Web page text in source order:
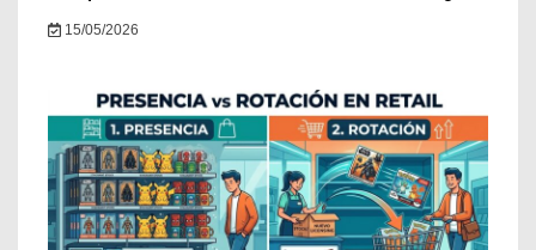
15/05/2026